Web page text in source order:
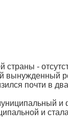
-
вынужденный
почти в
и